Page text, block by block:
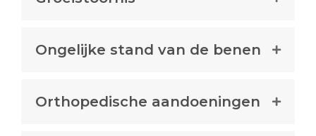
Ongelijke stand van de benen
Orthopedische aandoeningen